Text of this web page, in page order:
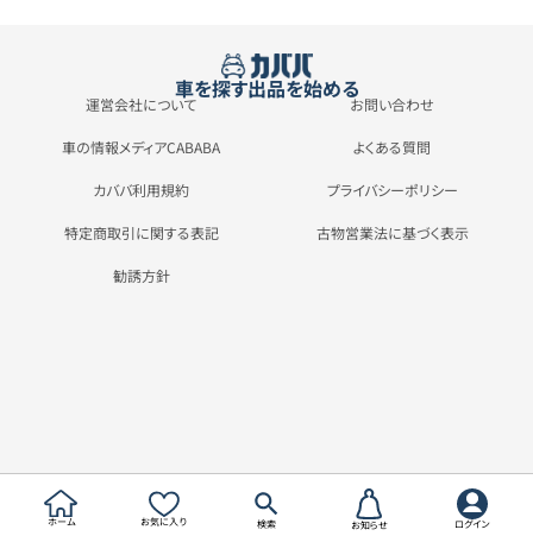
車を探す出品を始める
運営会社について お問い合わせ
車の情報メディアCABABA よくある質問
カババ利用規約 プライバシーポリシー
特定商取引に関する表記 古物営業法に基づく表示
勧誘方針
ホーム お気に入り 検索 お知らせ ログイン